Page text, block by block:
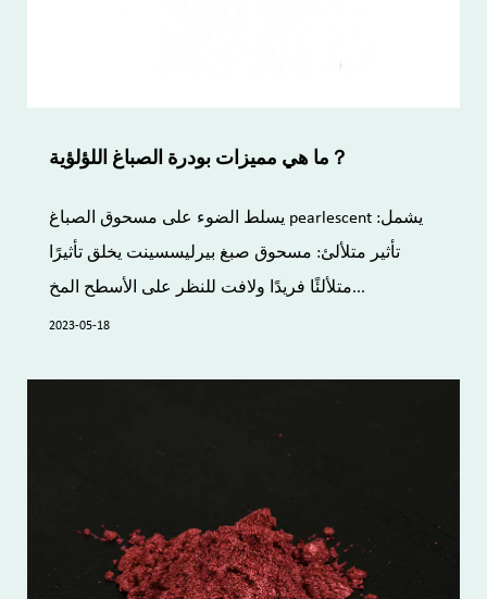
ما هي مميزات بودرة الصباغ اللؤلؤية？
يسلط الضوء على مسحوق الصباغ pearlescent يشمل:
تأثير متلألئ: مسحوق صبغ بيرليسسينت يخلق تأثيرًا
متلألئًا فريدًا ولافت للنظر على الأسطح المخ...
2023-05-18